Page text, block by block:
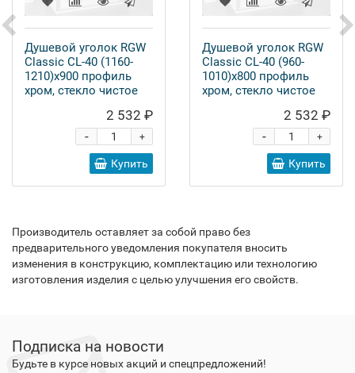
Душевой уголок RGW
Classic CL-40 (1160-
1210)х900 профиль
хром, стекло чистое
2 532 ₽
+
-
Купить
Душевой уголок RGW
Classic CL-40 (960-
1010)х800 профиль
хром, стекло чистое
2 532 ₽
+
-
Купить
Производитель оставляет за собой право без
предварительного уведомления покупателя вносить
изменения в конструкцию, комплектацию или технологию
изготовления изделия с целью улучшения его свойств.
Подписка на новости
Будьте в курсе новых акций и спецпредложений!